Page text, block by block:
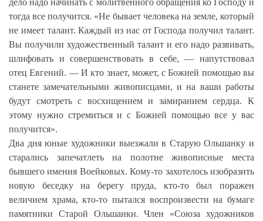
тогда все получится. «Не бывает человека на земле, который
не имеет талант. Каждый из нас от Господа получил талант.
Вы получили художественный талант и его надо развивать,
шлифовать и совершенствовать в себе, — напутствовал
отец Евгений. — И кто знает, может, с Божией помощью вы
станете замечательными живописцами, и на ваши работы
будут смотреть с восхищением и замиранием сердца. К
этому нужно стремиться и с Божией помощью все у вас
получится».
Два дня юные художники выезжали в Старую Ольшанку и
старались запечатлеть на полотне живописные места
бывшего имения Воейковых. Кому-то захотелось изобразить
новую беседку на берегу пруда, кто-то был поражен
величием храма, кто-то пытался воспроизвести на бумаге
памятники Старой Ольшанки. Член «Союза художников